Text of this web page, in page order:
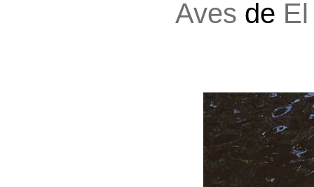
Aves de